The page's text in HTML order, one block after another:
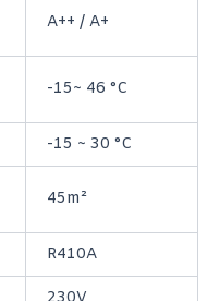
A++ / A+
-15~ 46 °C
-15 ~ 30 °C
45m²
R410A